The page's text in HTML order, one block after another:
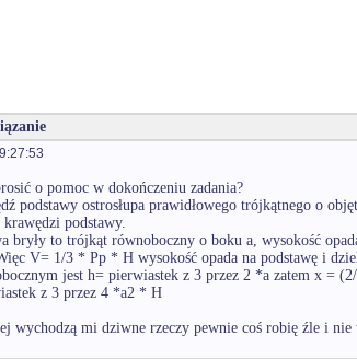
o pomoc w dokończeniu zadania?
podstawy ostrosłupa prawidłowego trójkątnego o
krawędzi podstawy.
bryły to trójkąt równoboczny o boku a, wysokość
V= 1/3 * Pp * H wysokość opada na podstawę i
jest h= pierwiastek z 3 przez 2 *a zatem x =
z 3 przez 4 *a2 * H
wychodzą mi dziwne rzeczy pewnie coś robię źle i nie